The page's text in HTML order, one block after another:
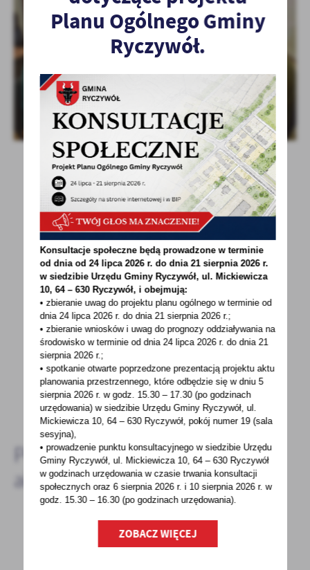
POWRÓT UDOSTĘPNIJ
POPRZEDNI NASTĘPNY
Spodobała Ci się informacja? Zostaw nam swoją opinię
- to dla Ciebie staramy się być najlepsi, a Twoje zdanie
bardzo nam w tym pomoże!
DODAJ KOMENTARZ
Pozostałe
aktualności
Planu Ogólnego Gminy
Ryczywół.
Konsultacje społeczne będą prowadzone w terminie
od dnia od 24 lipca 2026 r. do dnia 21 sierpnia 2026 r.
w siedzibie Urzędu Gminy Ryczywół, ul. Mickiewicza
10, 64 – 630 Ryczywół, i obejmują:
• zbieranie uwag do projektu planu ogólnego w terminie od
dnia 24 lipca 2026 r. do dnia 21 sierpnia 2026 r.;
• zbieranie wniosków i uwag do prognozy oddziaływania na
środowisko w terminie od dnia 24 lipca 2026 r. do dnia 21
sierpnia 2026 r.;
• spotkanie otwarte poprzedzone prezentacją projektu aktu
planowania przestrzennego, które odbędzie się w dniu 5
sierpnia 2026 r.w godz. 15.30 – 17.30 (po godzinach
urzędowania) w siedzibie Urzędu Gminy Ryczywół, ul.
Mickiewicza 10, 64 – 630 Ryczywół, pokójnumer 19 (sala
sesyjna),
• prowadzenie punktu konsultacyjnego w siedzibie Urzędu
Gminy Ryczywół, ul. Mickiewicza 10, 64 – 630 Ryczywół
w godzinachurzędowania w czasie trwania konsultacji
społecznych oraz 6 sierpnia 2026 r. i 10 sierpnia 2026 r. w
godz. 15.30 – 16.30 (po godzinachurzędowania).
ZOBACZ WIĘCEJ